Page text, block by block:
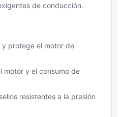
de conducción.
protege el motor de
motor y el consumo de
resistentes a la presión